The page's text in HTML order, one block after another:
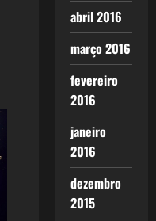
abril 2016
março 2016
fevereiro
2016
janeiro
2016
dezembro
2015